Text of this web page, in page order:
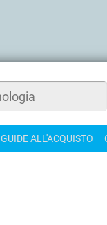
GUIDE ALL'ACQUISTO